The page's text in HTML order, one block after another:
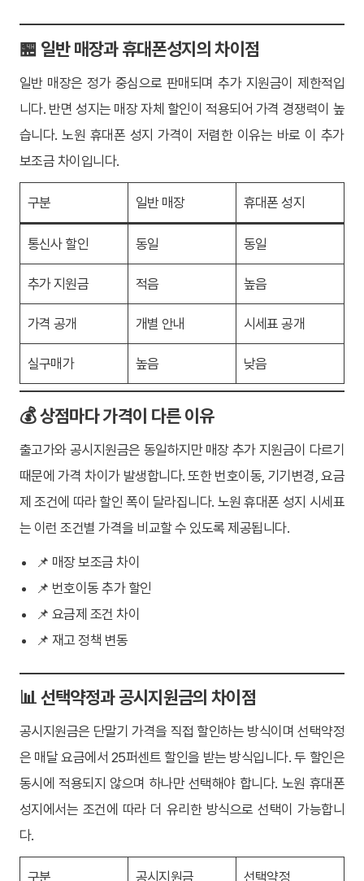
🏪 일반 매장과 휴대폰성지의 차이점
일반 매장은 정가 중심으로 판매되며 추가 지원금이 제한적입
니다. 반면 성지는 매장 자체 할인이 적용되어 가격 경쟁력이 높
습니다. 노원 휴대폰 성지 가격이 저렴한 이유는 바로 이 추가
보조금 차이입니다.
구분 일반 매장 휴대폰 성지
통신사 할인 동일 동일
추가 지원금 적음 높음
가격 공개 개별 안내 시세표 공개
실구매가 높음 낮음
💰 상점마다 가격이 다른 이유
출고가와 공시지원금은 동일하지만 매장 추가 지원금이 다르기
때문에 가격 차이가 발생합니다. 또한 번호이동, 기기변경, 요금
제 조건에 따라 할인 폭이 달라집니다. 노원 휴대폰 성지 시세표
는 이런 조건별 가격을 비교할 수 있도록 제공됩니다.
📌 매장 보조금 차이
📌 번호이동 추가 할인
📌 요금제 조건 차이
📌 재고 정책 변동
📊 선택약정과 공시지원금의 차이점
공시지원금은 단말기 가격을 직접 할인하는 방식이며 선택약정
은 매달 요금에서 25퍼센트 할인을 받는 방식입니다. 두 할인은
동시에 적용되지 않으며 하나만 선택해야 합니다. 노원 휴대폰
성지에서는 조건에 따라 더 유리한 방식으로 선택이 가능합니
다.
구분 공시지원금 선택약정